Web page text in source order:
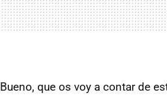
Bueno, que os voy a contar de